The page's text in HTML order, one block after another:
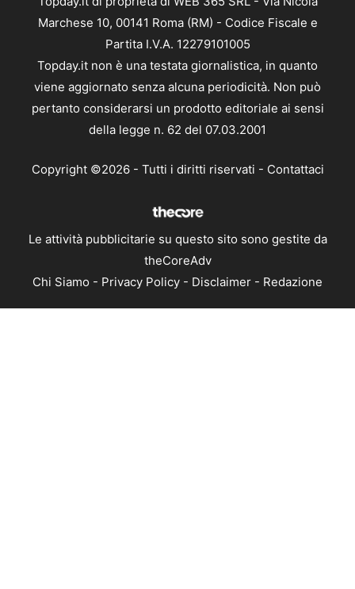
Marchese 10, 00141 Roma (RM) - Codice Fiscale e
Partita I.V.A. 12279101005
Topday.it non è una testata giornalistica, in quanto
viene aggiornato senza alcuna periodicità. Non può
pertanto considerarsi un prodotto editoriale ai sensi
della legge n. 62 del 07.03.2001
Copyright ©2026 - Tutti i diritti riservati - Contattaci
Le attività pubblicitarie su questo sito sono gestite da
theCoreAdv
Chi Siamo - Privacy Policy - Disclaimer - Redazione